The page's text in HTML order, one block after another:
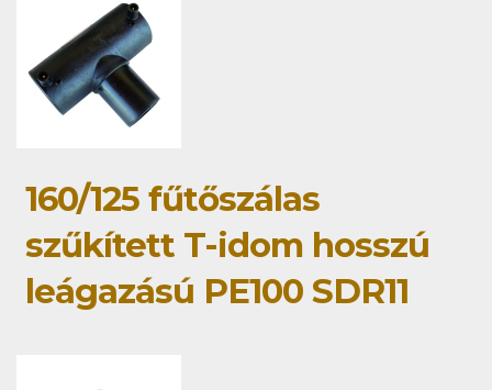
160/125 fűtőszálas
szűkített T-idom hosszú
leágazású PE100 SDR11